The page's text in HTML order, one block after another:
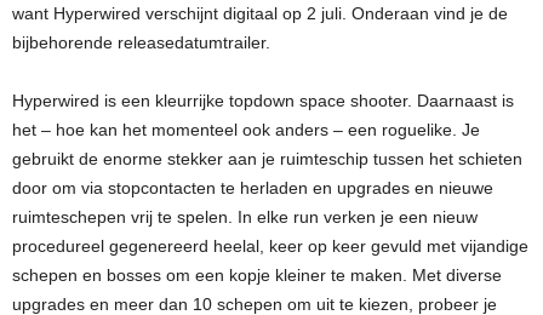
want Hyperwired verschijnt digitaal op 2 juli. Onderaan vind je de
bijbehorende releasedatumtrailer.
Hyperwired is een kleurrijke topdown space shooter. Daarnaast is
het – hoe kan het momenteel ook anders – een roguelike. Je
gebruikt de enorme stekker aan je ruimteschip tussen het schieten
door om via stopcontacten te herladen en upgrades en nieuwe
ruimteschepen vrij te spelen. In elke run verken je een nieuw
procedureel gegenereerd heelal, keer op keer gevuld met vijandige
schepen en bosses om een kopje kleiner te maken. Met diverse
upgrades en meer dan 10 schepen om uit te kiezen, probeer je